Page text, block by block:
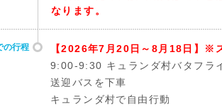
なります。
の行程
【2026年7月20日～8月18日】※
9:00-9:30 キュランダ村バタフラ
送迎バスを下車
キュランダ村で自由行動